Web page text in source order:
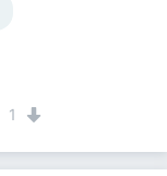
1